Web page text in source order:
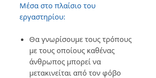
Μέσα στο πλαίσιο του
εργαστηρίου: ​
Θα γνωρίσουμε τους τρόπους
με τους οποίους καθένας
άνθρωπος μπορεί να
μετακινείται από τον φόβο